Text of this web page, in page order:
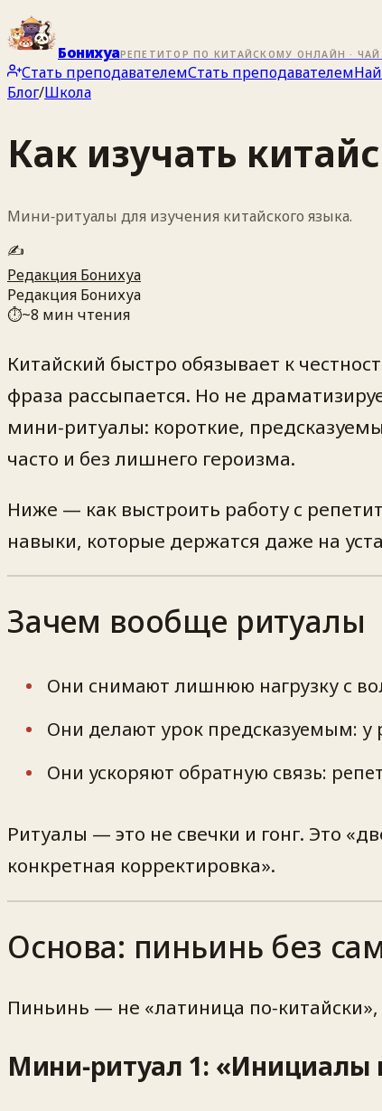
БонихуаРЕПЕТИТОР ПО КИТАЙСКОМУ ОНЛАЙН ·
Стать преподавателемСтать преподавателем
Блог/Школа
Как изучать
Мини‑ритуалы для изучения китайского языка.
✍️
Редакция Бонихуа
Редакция Бонихуа
⏱~8 мин чтения
Китайский быстро обязывает к
фраза рассыпается. Но не
мини‑ритуалы: короткие,
часто и без лишнего героизма.
Ниже — как выстроить работу с
навыки, которые держатся даже на
Зачем вообще ритуалы
Они снимают лишнюю нагрузку с
Они делают урок предсказуемым:
Они ускоряют обратную связь:
Ритуалы — это не свечки и гонг. Это
конкретная корректировка».
Основа: пиньинь без
Пиньинь — не «латиница
Мини‑ритуал 1: «Инициалы